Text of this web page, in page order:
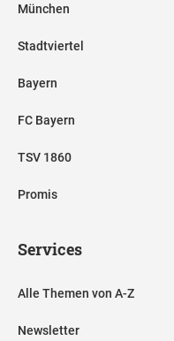
München
Stadtviertel
Bayern
FC Bayern
TSV 1860
Promis
Services
Alle Themen von A-Z
Newsletter